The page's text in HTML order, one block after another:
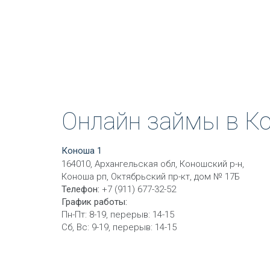
Онлайн займы в
Коноша 1
164010, Архангельская обл, Коношский р-н,
Коноша рп, Октябрьский пр-кт, дом № 17Б
Телефон: +7 (911) 677-32-52
График работы:
Пн-Пт: 8-19, перерыв: 14-15
Сб, Вс: 9-19, перерыв: 14-15